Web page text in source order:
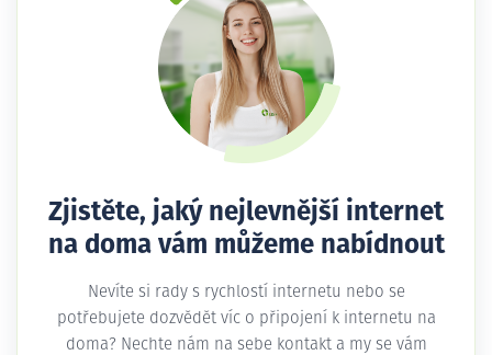
Zjistěte, jaký nejlevnější internet
na doma vám můžeme nabídnout
Nevíte si rady s rychlostí internetu nebo se
potřebujete dozvědět víc o připojení k internetu na
doma? Nechte nám na sebe kontakt a my se vám